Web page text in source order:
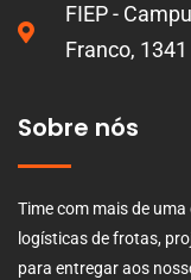
FIEP -
Franco,
Sobre nós
Time com mais de
logísticas de frotas,
para entregar aos